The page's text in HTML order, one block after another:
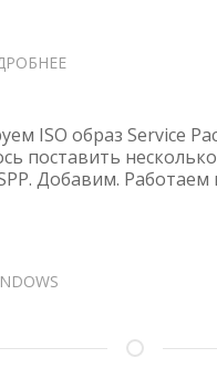
ISO
CUSTOMIZING
—
ISO образ Service
поставить
Добавим. Работаем